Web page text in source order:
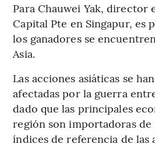
Para Chauwei Yak, director
Capital Pte en Singapur, es
los ganadores se
Asia.
Las acciones asiáticas se
afectadas por la guerra
dado que las principales
región son importadoras
índices de referencia de las